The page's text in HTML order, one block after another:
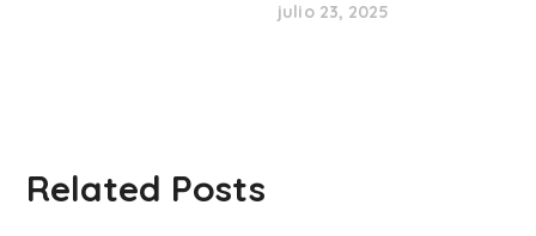
julio 23, 2025
Related Posts